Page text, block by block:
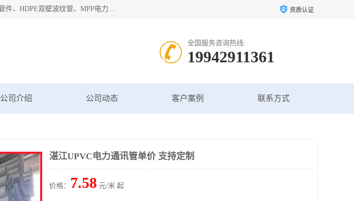
深圳市鑫润通管业有限公司专业生产批发：HDPE管材、热熔管件、HDPE钢丝骨架管、电熔管件、HDPE双壁波纹管、MPP电力管、井盖、PVC管材管件、PPR管材管件等；公司自创建以来，始终秉承“团结、务实、创新、守信”的服务宗旨，凭借专业的服务以及多年的勤奋拼搏，发展成为一家专业销售各种管材管件，绝缘电工套管及配件等系列产品的贸易公司。 资质认证
全国服务咨询热线:
19942911361
公司介绍 公司动态 客户案例 联系方式
湛江UPVC电力通讯管单价 支持定制
价格： 7.58 元/米 起